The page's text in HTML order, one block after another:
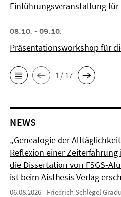
Einführungsveranstaltung
08.10. - 09.10.
Präsentationsworkshop für
1 / 17
NEWS
„Genealogie der
Reflexion einer
die Dissertation von FSGS-
ist beim Aisthesis Verlag
06.08.2026
Friedrich Schlegel